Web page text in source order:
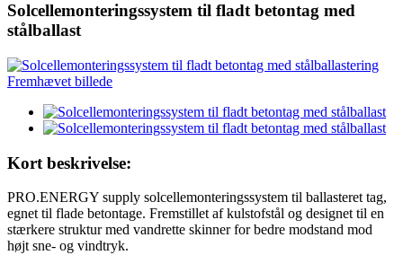
Solcellemonteringssystem til fladt betontag med
stålballast
Kort beskrivelse:
PRO.ENERGY supply solcellemonteringssystem til ballasteret tag,
egnet til flade betontage. Fremstillet af kulstofstål og designet til en
stærkere struktur med vandrette skinner for bedre modstand mod
højt sne- og vindtryk.